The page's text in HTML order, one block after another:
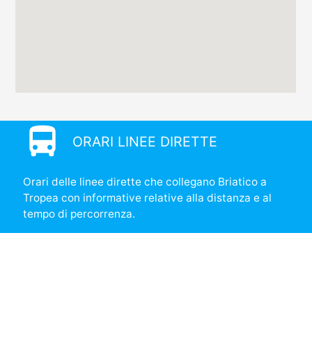
directions_bus ORARI LINEE DIRETTE
Orari delle linee dirette che collegano Briatico a
Tropea con informative relative alla distanza e al
tempo di percorrenza.